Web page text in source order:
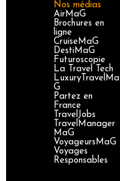
Nos médias
AirMaG
Brochures en
ligne
CruiseMaG
DestiMaG
Futuroscopie
La Travel Tech
LuxuryTravelMa
G
Partez en
France
TravelJobs
TravelManager
MaG
VoyageursMaG
Voyages
Responsables